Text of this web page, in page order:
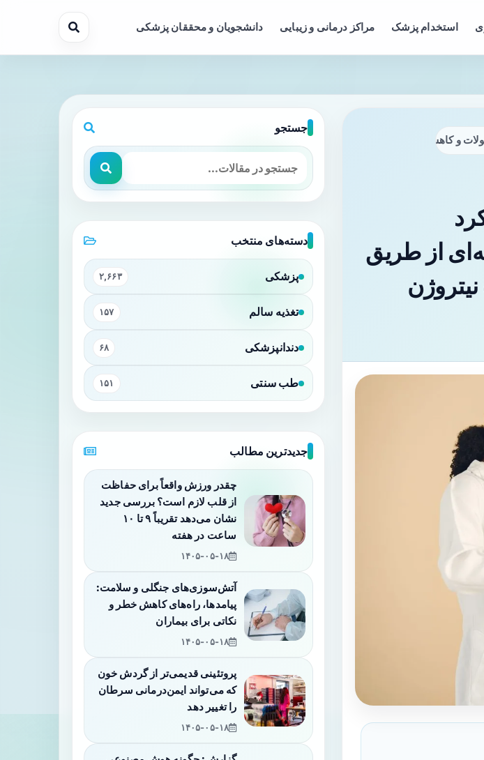
استخدام پزشک مراکز درمانی و زیبایی دانشجویان و محققان پزشکی
و کاهش انتشار گازهای گلخانه‌ای از طریق بهینه‌سازی سیستم‌های کشت و مدیریت نیتروژن
از طریق
جستجو
دسته‌های منتخب
پزشکی ۲,۶۶۳
تغذیه سالم ۱۵۷
دندانپزشکی ۶۸
طب سنتی ۱۵۱
جدیدترین مطالب
چقدر ورزش واقعاً برای حفاظت
از قلب لازم است؟ بررسی جدید
نشان می‌دهد تقریباً ۹ تا ۱۰
ساعت در هفته
۱۴۰۵-۰۵-۱۸
آتش‌سوزی‌های جنگلی و سلامت:
پیامدها، راه‌های کاهش خطر و
نکاتی برای بیماران
۱۴۰۵-۰۵-۱۸
پروتئینی قدیمی‌تر از گردش خون
که می‌تواند ایمن‌درمانی سرطان
را تغییر دهد
۱۴۰۵-۰۵-۱۸